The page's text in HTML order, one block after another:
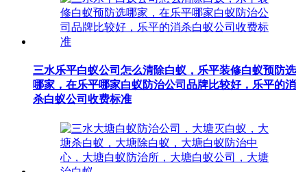
三水乐平白蚁公司怎么清除白蚁，乐平装修白蚁预防选
哪家，在乐平哪家白蚁防治公司品牌比较好，乐平的消
杀白蚁公司收费标准